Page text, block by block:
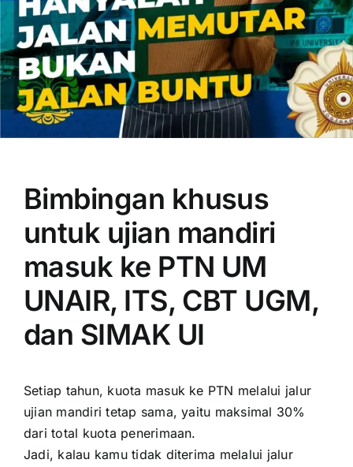
OUR PROGRAM
REGISTRATION
CONTACT US
Bimbingan khusus
untuk ujian mandiri
masuk ke PTN UM
UNAIR, ITS, CBT UGM,
dan SIMAK UI
Setiap tahun, kuota masuk ke PTN melalui jalur
ujian mandiri tetap sama, yaitu maksimal 30%
dari total kuota penerimaan.
Jadi, kalau kamu tidak diterima melalui jalur